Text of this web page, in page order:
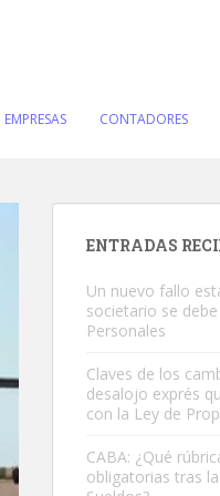
EMPRESAS CONTADORES
ENTRADAS
Un nuevo fallo
societario se
Personales
Claves de los
desalojo exprés
con la Ley de
CABA: ¿Qué
obligatorias tras